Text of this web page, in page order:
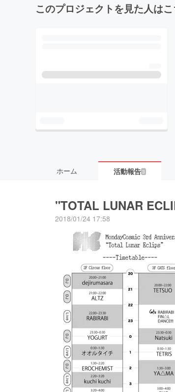
このプロジェクトを見た人は
ホーム 活動報告3
"TOTAL LUNAR
2018/01/24 17:58